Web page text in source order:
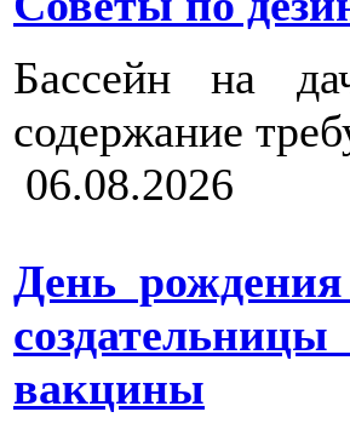
Бассейн на
содержание
06.08.2026
День
вакцины